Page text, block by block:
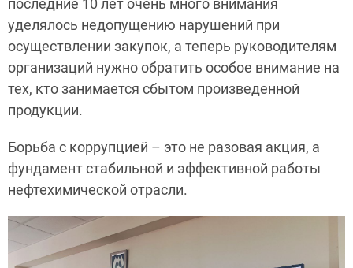
последние 10 лет очень много внимания
уделялось недопущению нарушений при
осуществлении закупок, а теперь руководителям
организаций нужно обратить особое внимание на
тех, кто занимается сбытом произведенной
продукции.
Борьба с коррупцией – это не разовая акция, а
фундамент стабильной и эффективной работы
нефтехимической отрасли.